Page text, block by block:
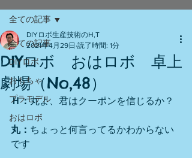
全ての記事
DIYロボ
おもちゃ
プラモデル
おはロボ
全ての記事
DIYロボ おはロボ 卓上
劇場（No,48）
DIYロボ生産技術のH,T
2021年4月29日 読了時間: 1分
Ｈ：丸よ、君はクーポンを信じるか？
丸： ちょっと何言ってるかわからない
です